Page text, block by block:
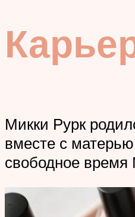
Микки Рурк
вместе с
свободное время